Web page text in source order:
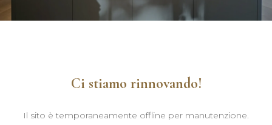
Ci stiamo rinnovando!
Il sito è temporaneamente offline per manutenzione.